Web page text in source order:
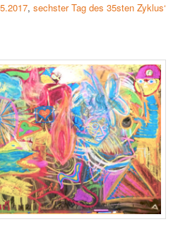
, sechster Tag des 35sten Zyklus‘